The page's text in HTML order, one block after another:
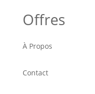
Offres
À Propos
Contact